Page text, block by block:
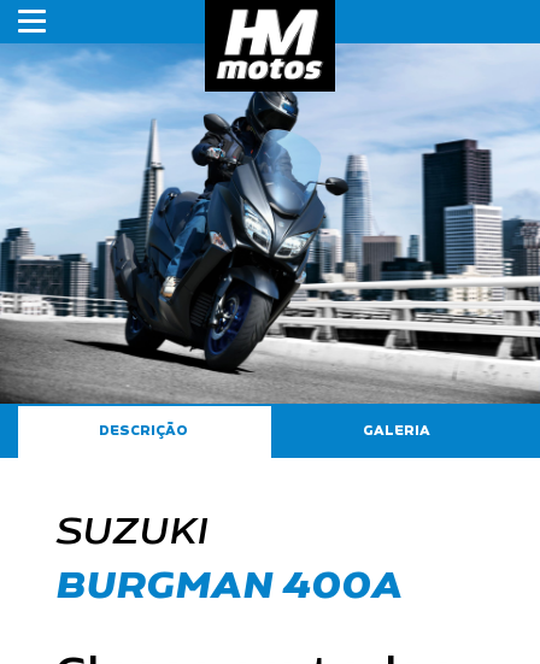
HMmotos
DESCRIÇÃO GALERIA
SUZUKI
BURGMAN 400A